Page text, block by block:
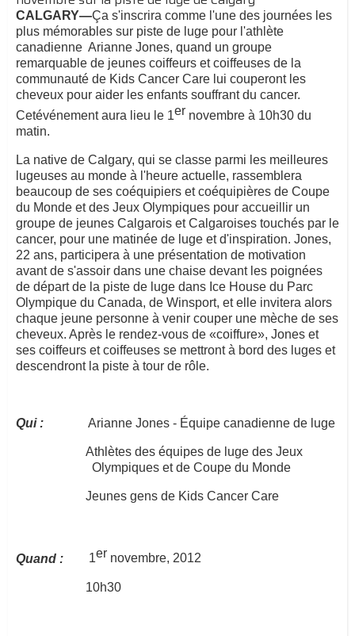
CALGARY—Ça s'inscrira comme l'une des journées les
plus mémorables sur piste de luge pour l'athlète
canadienne Arianne Jones, quand un groupe
remarquable de jeunes coiffeurs et coiffeuses de la
communauté de Kids Cancer Care lui couperont les
cheveux pour aider les enfants souffrant du cancer.
Cetévénement aura lieu le 1er novembre à 10h30 du
matin.
La native de Calgary, qui se classe parmi les meilleures
lugeuses au monde à l'heure actuelle, rassemblera
beaucoup de ses coéquipiers et coéquipières de Coupe
du Monde et des Jeux Olympiques pour accueillir un
groupe de jeunes Calgarois et Calgaroises touchés par le
cancer, pour une matinée de luge et d'inspiration. Jones,
22 ans, participera à une présentation de motivation
avant de s'assoir dans une chaise devant les poignées
de départ de la piste de luge dans Ice House du Parc
Olympique du Canada, de Winsport, et elle invitera alors
chaque jeune personne à venir couper une mèche de ses
cheveux. Après le rendez-vous de «coiffure», Jones et
ses coiffeurs et coiffeuses se mettront à bord des luges et
descendront la piste à tour de rôle.
Qui : Arianne Jones - Équipe canadienne de luge
Athlètes des équipes de luge des Jeux
Olympiques et de Coupe du Monde
Jeunes gens de Kids Cancer Care
Quand : 1er novembre, 2012
10h30